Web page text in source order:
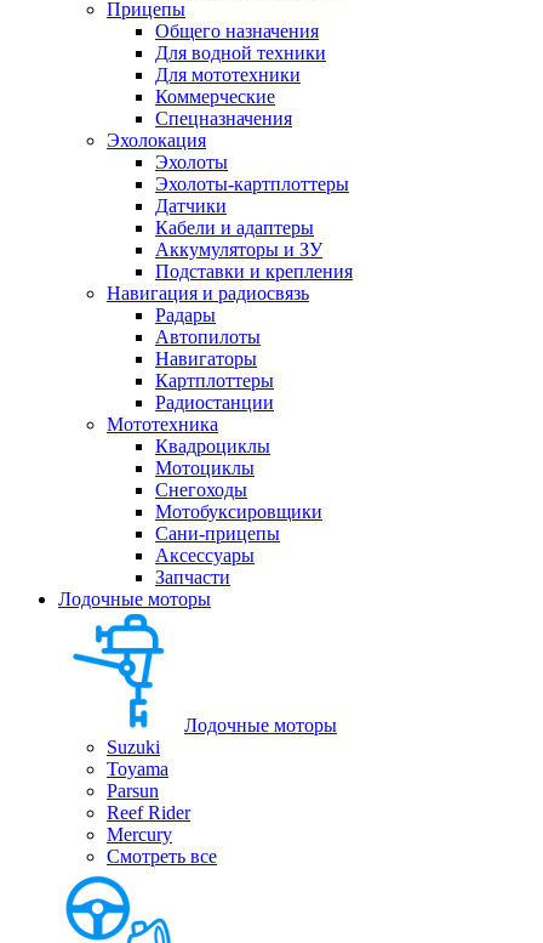
Прицепы
Общего назначения
Для водной техники
Для мототехники
Коммерческие
Спецназначения
Эхолокация
Эхолоты
Эхолоты-картплоттеры
Датчики
Кабели и адаптеры
Аккумуляторы и ЗУ
Подставки и крепления
Навигация и радиосвязь
Радары
Автопилоты
Навигаторы
Картплоттеры
Радиостанции
Мототехника
Квадроциклы
Мотоциклы
Снегоходы
Мотобуксировщики
Сани-прицепы
Аксессуары
Запчасти
Лодочные моторы
Лодочные моторы
Suzuki
Toyama
Parsun
Reef Rider
Mercury
Смотреть все